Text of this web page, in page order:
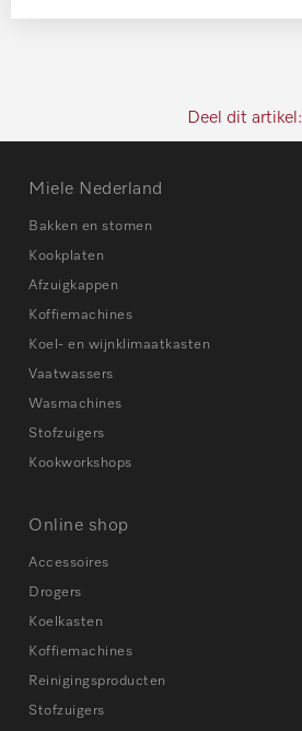
Deel dit artikel:
Miele Nederland
Bakken en stomen
Kookplaten
Afzuigkappen
Koffiemachines
Koel- en wijnklimaatkasten
Vaatwassers
Wasmachines
Stofzuigers
Kookworkshops
Online shop
Accessoires
Drogers
Koelkasten
Koffiemachines
Reinigingsproducten
Stofzuigers